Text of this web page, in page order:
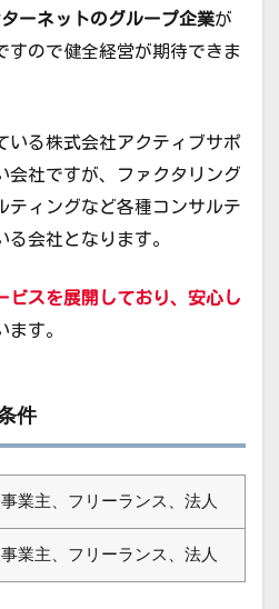
ターネットのグループ企業が
すので健全経営が期待できま
いる株式会社アクティブサポ
会社ですが、ファクタリング
ティングなど各種コンサルテ
る会社となります。
ビスを展開しており、安心し
ます。
件
業主、フリーランス、法人
業主、フリーランス、法人